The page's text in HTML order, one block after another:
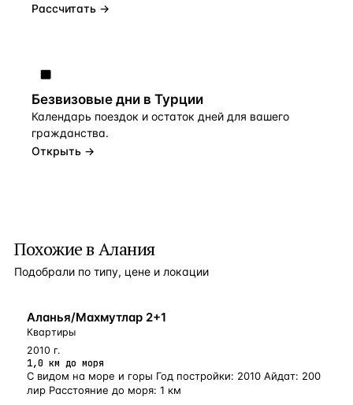
Рассчитать →
Безвизовые дни в Турции
Календарь поездок и остаток дней для вашего
гражданства.
Открыть →
Похожие в Алания
Подобрали по типу, цене и локации
БЛИЗКО К МОРЮ
Аланья/Махмутлар 2+1
Квартиры
2010 г.
1,0 км до моря
С видом на море и горы Год постройки: 2010 Айдат: 200
лир Расстояние до моря: 1 км